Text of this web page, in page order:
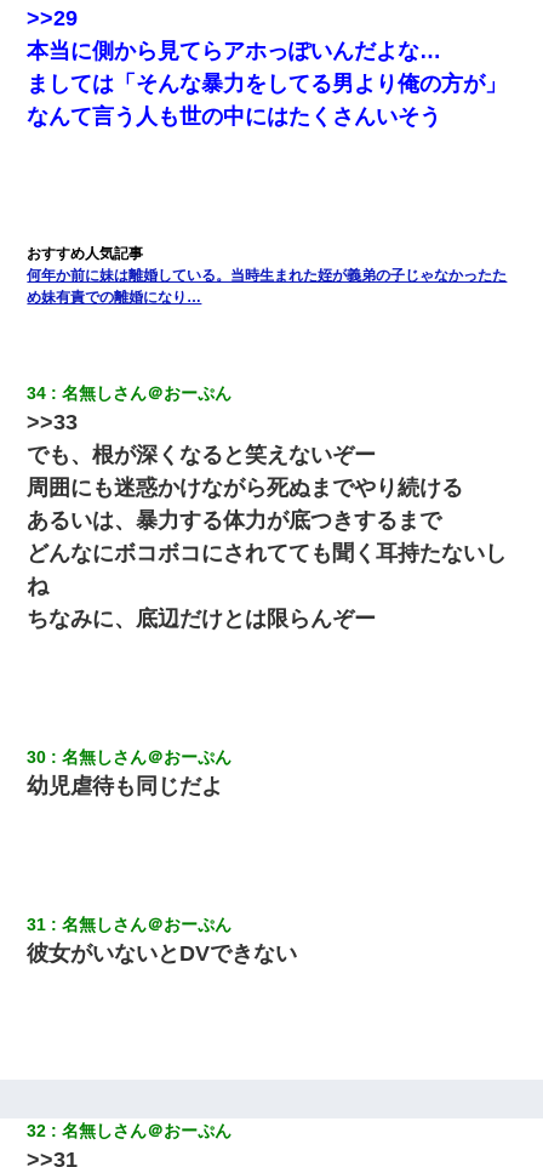
>>29
本当に側から見てらアホっぽいんだよな…
ましては「そんな暴力をしてる男より俺の方が」
なんて言う人も世の中にはたくさんいそう
何年か前に妹は離婚している。当時生まれた姪が義弟の子じゃなかったた
め妹有責での離婚になり…
34 名無しさん＠おーぷん
>>33
でも、根が深くなると笑えないぞー
周囲にも迷惑かけながら死ぬまでやり続ける
あるいは、暴力する体力が底つきするまで
どんなにボコボコにされてても聞く耳持たないし
ね
ちなみに、底辺だけとは限らんぞー
30 名無しさん＠おーぷん
幼児虐待も同じだよ
31 名無しさん＠おーぷん
彼女がいないとDVできない
32 名無しさん＠おーぷん
>>31